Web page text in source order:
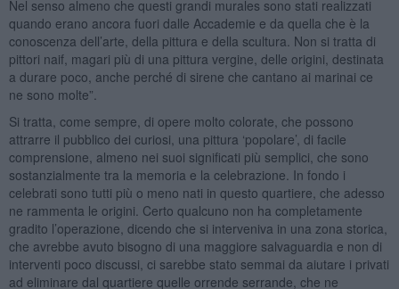
Nel senso almeno che questi grandi murales sono stati realizzati
quando erano ancora fuori dalle Accademie e da quella che è la
conoscenza dell’arte, della pittura e della scultura. Non si tratta di
pittori naif, magari più di una pittura vergine, delle origini, destinata
a durare poco, anche perché di sirene che cantano ai marinai ce
ne sono molte”.
Si tratta, come sempre, di opere molto colorate, che possono
attrarre il pubblico dei curiosi, una pittura ‘popolare’, di facile
comprensione, almeno nei suoi significati più semplici, che sono
sostanzialmente tra la memoria e la celebrazione. In fondo i
celebrati sono tutti più o meno nati in questo quartiere, che adesso
ne rammenta le origini. Certo qualcuno non ha completamente
gradito l’operazione, dicendo che si interveniva in una zona storica,
che avrebbe avuto bisogno di una maggiore salvaguardia e non di
interventi poco discussi, ci sarebbe stato semmai da aiutare i privati
ad eliminare dal quartiere quelle orrende serrande, che ne